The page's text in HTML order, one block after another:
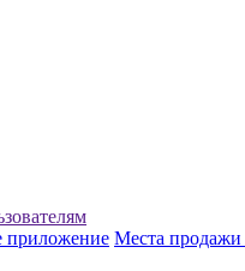
приложение Места продажи